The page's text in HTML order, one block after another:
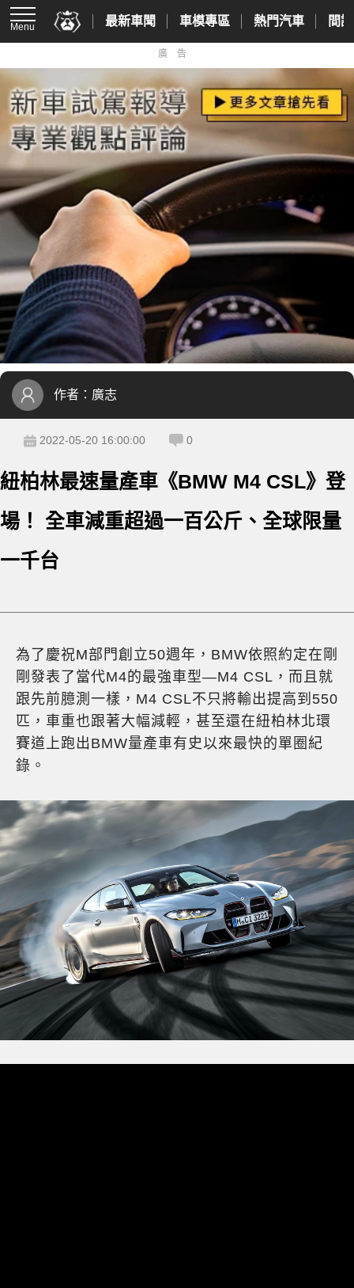
Menu 最新車聞 車模專區 熱門汽車 間
廣告
作者： 廣志
2022-05-20 16:00:00 0
紐柏林最速量產車《BMW M4 CSL》登
場！ 全車減重超過一百公斤、全球限量
一千台
為了慶祝M部門創立50週年，BMW依照約定在剛
剛發表了當代M4的最強車型—M4 CSL，而且就
跟先前臆測一樣，M4 CSL不只將輸出提高到550
匹，車重也跟著大幅減輕，甚至還在紐柏林北環
賽道上跑出BMW量產車有史以來最快的單圈紀
錄。